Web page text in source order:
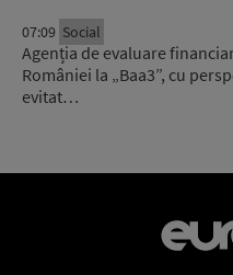
07:09 Social
Agenția de evaluare
României la „Baa3”, cu
evitat…